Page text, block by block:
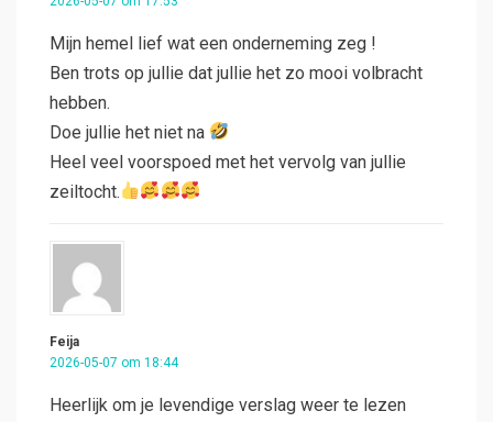
Mijn hemel lief wat een onderneming zeg !
Ben trots op jullie dat jullie het zo mooi volbracht
hebben.
Doe jullie het niet na
Heel veel voorspoed met het vervolg van jullie
zeiltocht.
Feija
2026-05-07 om 18:44
Heerlijk om je levendige verslag weer te lezen